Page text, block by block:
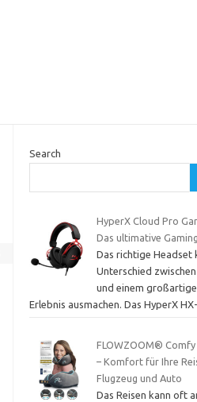
Search
HyperX Cloud Pro
Das ultimative
Das richtige Headset
Unterschied
und einem
Erlebnis ausmachen. Das HyperX
FLOWZOOM® Comfy
– Komfort für Ihre
Flugzeug und Auto
Das Reisen kann oft